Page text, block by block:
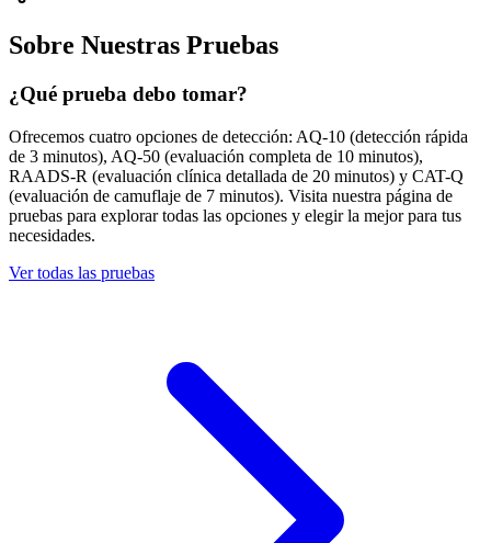
Sobre Nuestras Pruebas
¿Qué prueba debo tomar?
Ofrecemos cuatro opciones de detección: AQ-10 (detección rápida
de 3 minutos), AQ-50 (evaluación completa de 10 minutos),
RAADS-R (evaluación clínica detallada de 20 minutos) y CAT-Q
(evaluación de camuflaje de 7 minutos). Visita nuestra página de
pruebas para explorar todas las opciones y elegir la mejor para tus
necesidades.
Ver todas las pruebas